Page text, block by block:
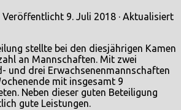
Veröffentlicht 9. Juli 2018 · Aktualisiert
stellte bei den diesjährigen Kamen
an Mannschaften. Mit zwei
und drei Erwachsenenmannschaften
mit insgesamt 9
Neben dieser guten Beteiligung
gute Leistungen.